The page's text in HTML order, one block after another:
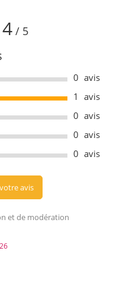
4 / 5
0 avis
1 avis
0 avis
0 avis
0 avis
avis
et de modération